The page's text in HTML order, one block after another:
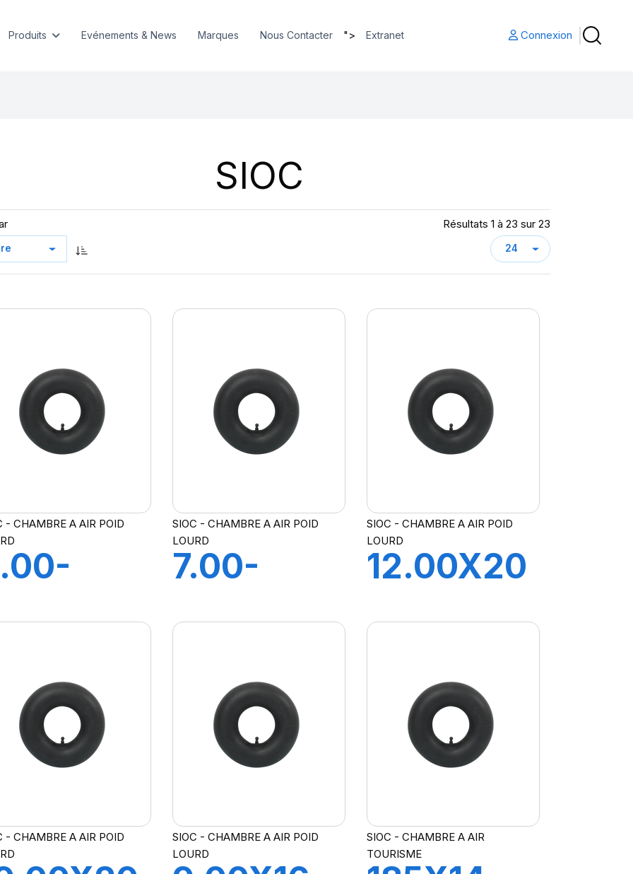
Produits Evénements & News Marques Nous Contacter "> Extranet Connexion
SIOC
Résultats 1 à 23 sur 23
- CHAMBRE A AIR POID
COUDEE
SIOC - CHAMBRE A AIR POID
LOURD
7.00-
V COUDEE
SIOC - CHAMBRE A AIR POID
LOURD
12.00X20
- CHAMBRE A AIR POID
SIOC - CHAMBRE A AIR POID
LOURD
SIOC - CHAMBRE A AIR
TOURISME